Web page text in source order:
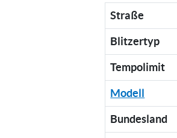
Straße
Blitzertyp
Tempolimit
Modell
Bundesland